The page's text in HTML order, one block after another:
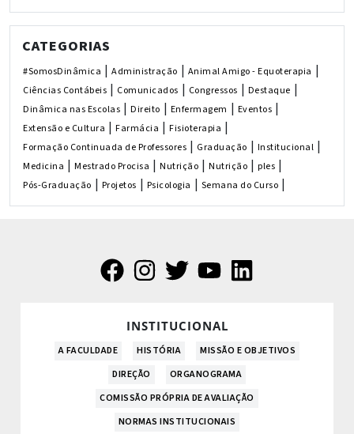
CATEGORIAS
#SomosDinâmica | Administração | Animal Amigo - Equoterapia |
Ciências Contábeis | Comunicados | Congressos | Destaque |
Dinâmica nas Escolas | Direito | Enfermagem | Eventos |
Extensão e Cultura | Farmácia | Fisioterapia |
Formação Continuada de Professores | Graduação | Institucional |
Medicina | Mestrado Procisa | Nutrição | Nutrição | ples |
Pós-Graduação | Projetos | Psicologia | Semana do Curso |
INSTITUCIONAL
A FACULDADE HISTÓRIA
MISSÃO E OBJETIVOS
DIREÇÃO
ORGANOGRAMA
COMISSÃO PRÓPRIA DE AVALIAÇÃO
NORMAS INSTITUCIONAIS